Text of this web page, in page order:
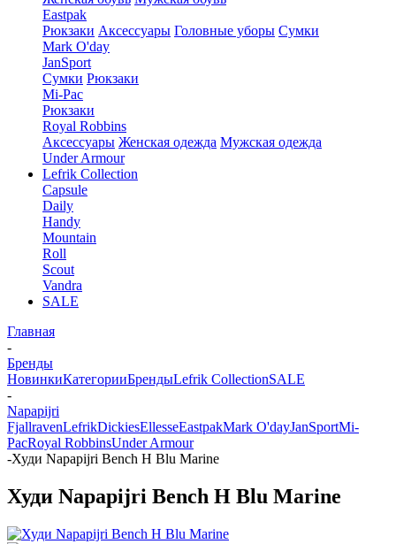
Eastpak
Рюкзаки Аксессуары Головные уборы Сумки
Mark O'day
JanSport
Сумки Рюкзаки
Mi-Pac
Рюкзаки
Royal Robbins
Аксессуары Женская одежда Мужская одежда
Under Armour
Lefrik Collection
Capsule
Daily
Handy
Mountain
Roll
Scout
Vandra
SALE
Главная
-
Бренды
НовинкиКатегорииБрендыLefrik CollectionSALE
-
Napapijri
FjallravenLefrikDickiesEllesseEastpakMark O'dayJanSportMi-
PacRoyal RobbinsUnder Armour
-Худи Napapijri Bench H Blu Marine
Худи Napapijri Bench H Blu Marine